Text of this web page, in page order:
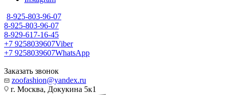
8-925-803-96-07
8-925-803-96-07
8-929-617-16-45
+7 9258039607Viber
+7 9258039607WhatsApp
Заказать звонок
zoofashion@yandex.ru
г. Москва, Докукина 5к1